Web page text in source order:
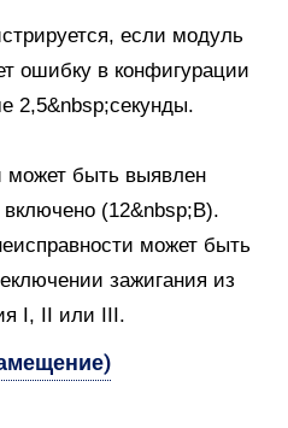
если модуль
ошибку в конфигурации
2,5&nbsp;секунды.
может быть выявлен
включено (12&nbsp;В).
может быть
зажигания из
I, II или III.